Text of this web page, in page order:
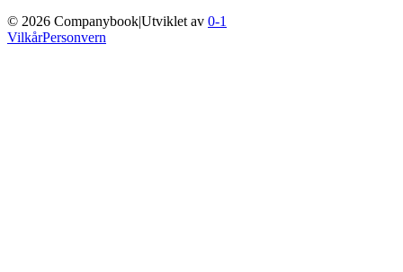
© 2026 CompanybookUtviklet av 0-1
VilkårPersonvern